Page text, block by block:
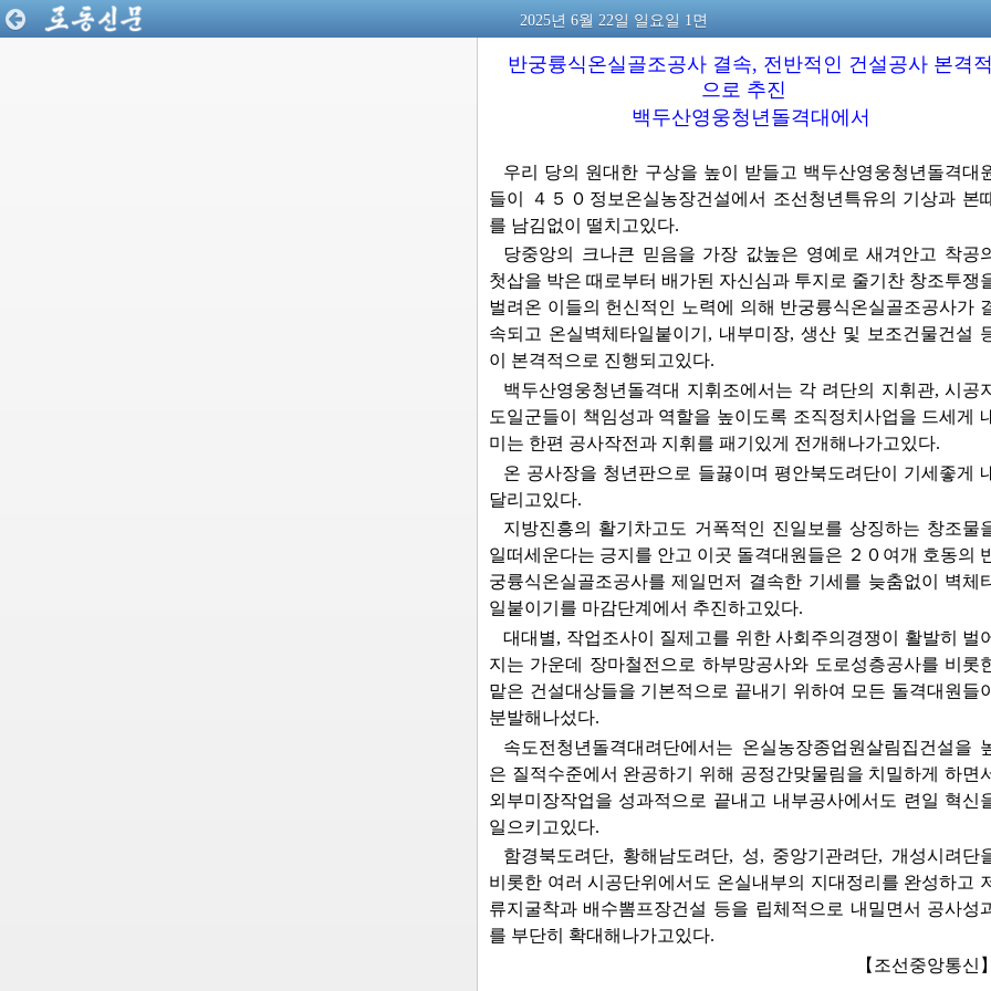
2025년 6월 22일 일요일 1면
반궁륭식온실골조공사 결속, 전반적인 건설공사 본격적
으로 추진
백두산영웅청년돌격대에서
우리 당의 원대한 구상을 높이 받들고 백두산영웅청년돌격대
들이 ４５０정보온실농장건설에서 조선청년특유의 기상과 본
를 남김없이 떨치고있다.
당중앙의 크나큰 믿음을 가장 값높은 영예로 새겨안고 착공
첫삽을 박은 때로부터 배가된 자신심과 투지로 줄기찬 창조투쟁
벌려온 이들의 헌신적인 노력에 의해 반궁륭식온실골조공사가
속되고 온실벽체타일붙이기, 내부미장, 생산 및 보조건물건설
이 본격적으로 진행되고있다.
백두산영웅청년돌격대 지휘조에서는 각 려단의 지휘관, 시공지
도일군들이 책임성과 역할을 높이도록 조직정치사업을 드세게
미는 한편 공사작전과 지휘를 패기있게 전개해나가고있다.
온 공사장을 청년판으로 들끓이며 평안북도려단이 기세좋게
달리고있다.
지방진흥의 활기차고도 거폭적인 진일보를 상징하는 창조물
일떠세운다는 긍지를 안고 이곳 돌격대원들은 ２０여개 호동의
궁륭식온실골조공사를 제일먼저 결속한 기세를 늦춤없이 벽체
일붙이기를 마감단계에서 추진하고있다.
대대별, 작업조사이 질제고를 위한 사회주의경쟁이 활발히 벌
지는 가운데 장마철전으로 하부망공사와 도로성층공사를 비롯
맡은 건설대상들을 기본적으로 끝내기 위하여 모든 돌격대원들이
분발해나섰다.
속도전청년돌격대려단에서는 온실농장종업원살림집건설을
은 질적수준에서 완공하기 위해 공정간맞물림을 치밀하게 하면
외부미장작업을 성과적으로 끝내고 내부공사에서도 련일 혁신
일으키고있다.
함경북도려단, 황해남도려단, 성, 중앙기관려단, 개성시려단
비롯한 여러 시공단위에서도 온실내부의 지대정리를 완성하고
류지굴착과 배수뽐프장건설 등을 립체적으로 내밀면서 공사성
를 부단히 확대해나가고있다.
【조선중앙통신】